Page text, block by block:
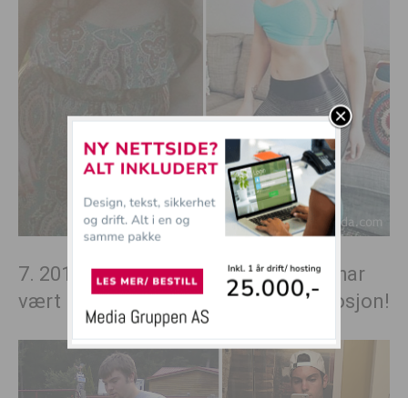
7. 2012: 138 kilo. 2016: 74 kilo. Han har
vært konsekvent på kosthold og mosjon!